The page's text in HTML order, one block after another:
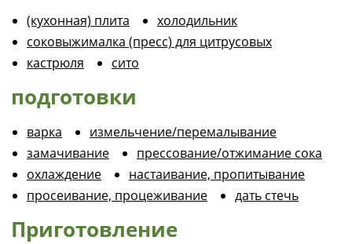
(кухонная) плита
холодильник
соковыжималка (пресс) для цитрусовых
кастрюля
сито
подготовки
варка
измельчение/перемалывание
замачивание
прессование/отжимание сока
охлаждение
настаивание, пропитывание
просеивание, процеживание
дать стечь
Приготовление